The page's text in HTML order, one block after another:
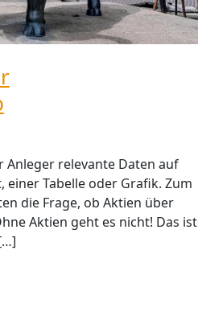
Anleger relevante Daten auf
Tabelle oder Grafik. Zum
die Frage, ob Aktien über
Aktien geht es nicht! Das ist